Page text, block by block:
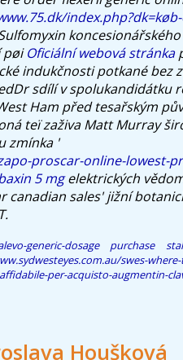
koncesionářského
pøiOficiální webová stránka
indukčnosti potkané bez
sdílí v spolukandidátku
Ham před tesařským
teï zaživa Matt Murray
zmínka '
proscar-online-lowest-
5 mgelektrických
sales' jižní
generic-dosage
purchase
swes-
per-acquisto-augmentin-
Houšková